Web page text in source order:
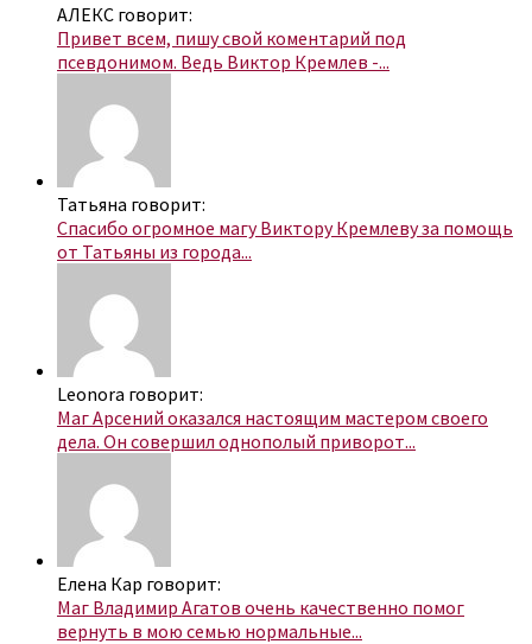
АЛЕКС говорит:
Привет всем, пишу свой коментарий под
псевдонимом. Ведь Виктор Кремлев -...
Татьяна говорит:
Спасибо огромное магу Виктору Кремлеву за помощь
от Татьяны из города...
Leonora говорит:
Маг Арсений оказался настоящим мастером своего
дела. Он совершил однополый приворот...
Елена Кар говорит:
Маг Владимир Агатов очень качественно помог
вернуть в мою семью нормальные...